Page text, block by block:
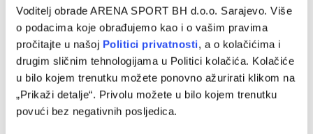
Voditelj obrade ARENA SPORT BH d.o.o. Sarajevo. Više
o podacima koje obrađujemo kao i o vašim pravima
pročitajte u našoj Politici privatnosti, a o kolačićima i
drugim sličnim tehnologijama u Politici kolačića. Kolačiće
u bilo kojem trenutku možete ponovno ažurirati klikom na
„Prikaži detalje“. Privolu možete u bilo kojem trenutku
povući bez negativnih posljedica.
04/08/2026